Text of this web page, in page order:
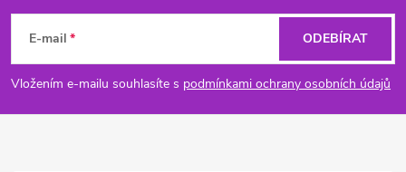
p
a
E-mail
Vložením e-mailu souhlasíte s podmínkami ochrany osobních údajů
ODEBÍRAT